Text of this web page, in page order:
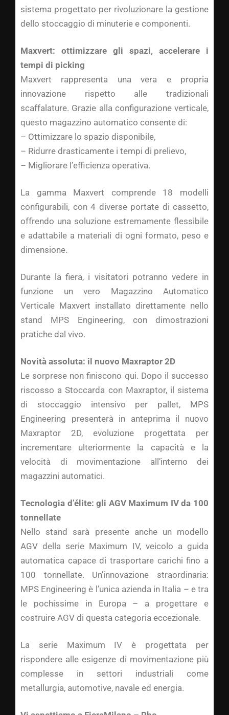
sistema progettato per rivoluzionare la gestione
dello stoccaggio di minuterie e componenti.
Maxvert: ottimizzare gli spazi, accelerare i
tempi di picking
Maxvert rappresenta una vera e propria
innovazione rispetto alle tradizionali
scaffalature. Grazie alla configurazione verticale,
questo magazzino automatico consente di:
– Ottimizzare lo spazio disponibile,
– Ridurre drasticamente i tempi di prelievo,
– Migliorare l’efficienza operativa.
La gamma Maxvert comprende 18 modelli
configurabili, con 4 diverse portate di cassetto,
offrendo una soluzione estremamente flessibile
e adattabile a materiali di ogni formato, peso e
dimensione.
Durante la fiera, i visitatori potranno vedere in
funzione un vero Magazzino Automatico
Verticale Maxvert installato direttamente nello
stand MPS Engineering, con dimostrazioni
pratiche dal vivo.
Novità assoluta: il nuovo Maxraptor 2D
Le sorprese non finiscono qui. Dopo il successo
riscosso a Stoccarda con Maxraptor, il sistema
di stoccaggio intensivo per pallet, MPS
Engineering presenterà in anteprima il nuovo
Maxraptor 2D, evoluzione progettata per
incrementare ulteriormente la capacità e la
velocità di movimentazione all’interno dei
magazzini automatici.
Tecnologia d’élite: gli AGV Maximum IV da 100
tonnellate
Nello stand sarà presente anche un modello
AGV della serie Maximum IV, veicolo a guida
automatica capace di trasportare carichi fino a
100 tonnellate. Un’innovazione straordinaria:
MPS Engineering è l’unica azienda in Italia – e tra
le pochissime in Europa – a progettare e
costruire AGV di questa categoria eccezionale.
La serie Maximum IV è progettata per
rispondere alle esigenze di movimentazione più
complesse in settori industriali come
metallurgia, automotive, navale ed energia.